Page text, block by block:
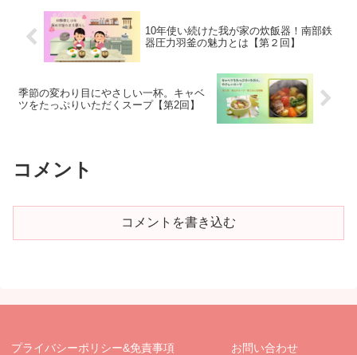
10年使い続けた我が家の炊飯器！南部鉄
器圧力羽釜の魅力とは【第２回】
季節の変わり目にやさしい一杯。キャベ
ツをたっぷりいただくスープ【第2回】
コメント
コメントを書き込む
プライバシーポリシー&免責事項
お問い合わせ